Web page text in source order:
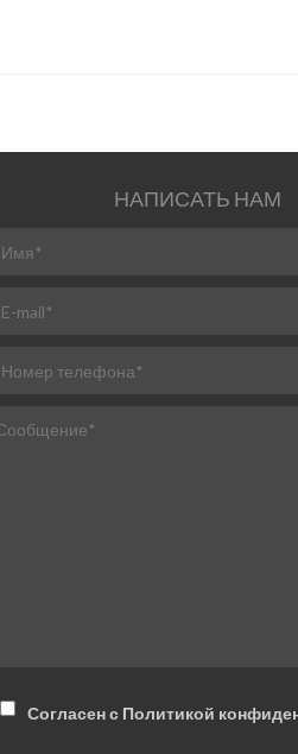
НАПИСАТЬ НАМ
Согласен с Политикой